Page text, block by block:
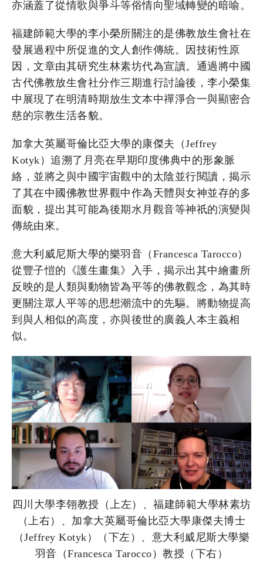
亦涵蓋了從情歌與爭斗等俗情向聖域轉變的暗喻。
福建師範大學的李小榮所關注的是佛教放生會社在
發展過程中所促進的文人創作傳統。因技術性原
因，文章由其研究生林素坊代為宣讀。通過將中國
古代佛教放生會社分作三期進行討論後，李小榮集
中展現了在明清時期放生文本中禪淨合一與顯密合
慈的宗教生活各貌。
加拿大英屬哥倫比亞大學的康傑夫（Jeffrey
Kotyk）追溯了月亮在早期印度佛典中的形象脈
絡，並將之與中國宇宙觀中的太陰並行閱讀，揭示
了其在中國佛教世界觀中作為天體與女神並存的多
面貌，提出其可能為後期水月觀音等神祇的演變與
傳統由來。
意大利威尼斯大學的樂羽音（Francesca Tarocco）
從豐子愷的《護生畫集》入手，揭示出其中繪畫所
反映的是人類與動物皆為平等的佛教觀念，為其時
更關注眾人平等的思想潮流中的先驅。將動物提高
到與人相似的高度，亦與後世的廣義人本主義相
似。
四川大學李翎教授（上左）、福建師範大學林素坊
（上右）、加拿大英屬哥倫比亞大學康傑夫博士
（Jeffrey Kotyk）（下左）、意大利威尼斯大學樂
羽音（Francesca Tarocco）教授（下右）